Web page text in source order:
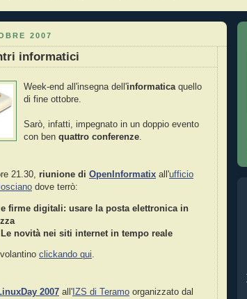
2007
informatici
Week-end all'insegna dell'informaticaquello
di fine ottobre.
Sarò, infatti, impegnato in un doppio evento
con ben quattro conferenze.
21.30, riunione di OpenInformatix all'ufficio
dove terrò:
firme digitali: usare la posta elettronica in
Le novità nei siti internet in tempo reale
clickando qui.
2007 all' IZS di Teramo organizzato dal